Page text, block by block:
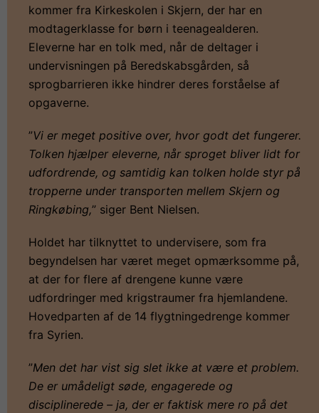
kommer fra Kirkeskolen i Skjern, der har en
modtagerklasse for børn i teenagealderen.
Eleverne har en tolk med, når de deltager i
undervisningen på Beredskabsgården, så
sprogbarrieren ikke hindrer deres forståelse af
opgaverne.
”Vi er meget positive over, hvor godt det fungerer.
Tolken hjælper eleverne, når sproget bliver lidt for
udfordrende, og samtidig kan tolken holde styr på
tropperne under transporten mellem Skjern og
Ringkøbing,” siger Bent Nielsen.
Holdet har tilknyttet to undervisere, som fra
begyndelsen har været meget opmærksomme på,
at der for flere af drengene kunne være
udfordringer med krigstraumer fra hjemlandene.
Hovedparten af de 14 flygtningedrenge kommer
fra Syrien.
”Men det har vist sig slet ikke at være et problem.
De er umådeligt søde, engagerede og
disciplinerede – ja, der er faktisk mere ro på det